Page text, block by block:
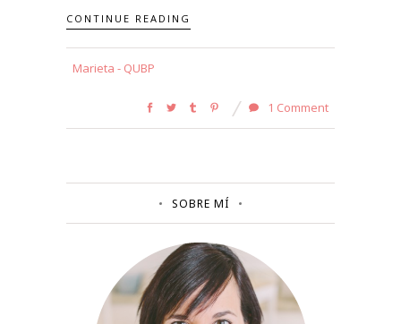
CONTINUE READING
Marieta - QUBP
1 Comment
SOBRE MÍ